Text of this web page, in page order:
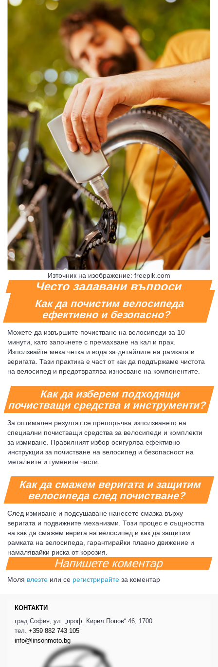
Източник на изображение: freepik.com
Често задавани въпроси
Как да почистим велосипеда
ефективно и безопасно?
Можете да извършите почистване на велосипеди за 10
минути, като започнете с премахване на кал и прах.
Използвайте мека четка и вода за детайлите на рамката и
веригата. Тази практика е част от как да поддържаме чистота
на велосипед и предотвратява износване на компонентите.
Как да изберем подходящи
почистващи средства и инструменти?
За оптимален резултат се препоръчва използването на
специални почистващи средства за велосипеди и комплекти
за измиване. Правилният избор осигурява ефективно
инструкции за почистване на велосипед и безопасност на
металните и гумените части.
Как да смажем веригата и защитим
велосипеда след почистване?
След измиване и подсушаване нанесете смазка върху
веригата и подвижните механизми. Този процес е същността
на как да смажем верига на велосипед и как да защитим
рамката на велосипеда, гарантирайки плавно движение и
намалявайки риска от корозия.
Напишете коментар
Моля влезте или се регистрирайте за коментар
КОНТАКТИ
град София, ул. „проф. Кирил Попов“ 46, 1700
тел. +359 882 743 105
info@linsonmoto.bg